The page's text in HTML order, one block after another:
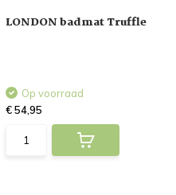
LONDON badmat Truffle
Op voorraad
€ 54,95